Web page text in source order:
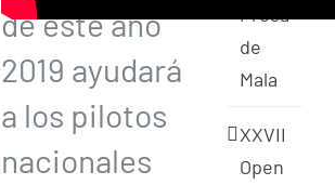
de este año
2019 ayudará
a los pilotos
nacionales
Presa
de
Mala
XXVII
Open